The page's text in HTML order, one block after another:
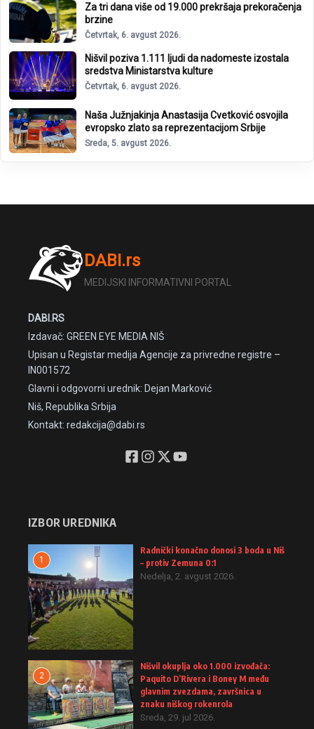
Za tri dana više od 19.000 prekršaja prekoračenja
brzine
Četvrtak, 6. avgust 2026.
Nišvil poziva 1.111 ljudi da nadomeste izostala
sredstva Ministarstva kulture
Četvrtak, 6. avgust 2026.
Naša Južnjakinja Anastasija Cvetković osvojila
evropsko zlato sa reprezentacijom Srbije
Sreda, 5. avgust 2026.
DABI.rs
MEDIJSKI INFORMATIVNI PORTAL
DABI.RS
Izdavač: GREEN EYE MEDIA NIŠ
Upisan u Registar medija Agencije za privredne registre –
IN001572
Glavni i odgovorni urednik: Dejan Marković
Niš, Republika Srbija
Kontakt: redakcija@dabi.rs
IZBOR UREDNIKA
1
Radnički konačno donosi 3 boda u Niš
– protiv Zemuna 0:1
Nedelja, 2. avgust 2026.
2
Nišvil okuplja oko 1.000 izvođača:
Paquito D’Rivera i Boney M među
glavnim zvezdama, završnica u
znaku niškog rokenrola
Sreda, 29. jul 2026.